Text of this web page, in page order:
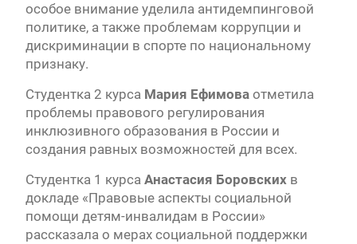
особое внимание уделила антидемпинговой
политике, а также проблемам коррупции и
дискриминации в спорте по национальному
признаку.
Студентка 2 курсаМария Ефимоваотметила
проблемы правового регулирования
инклюзивного образования в России и
создания равных возможностей для всех.
Студентка 1 курса Анастасия Боровскихв
докладе «Правовые аспекты социальной
помощи детям-инвалидам в России»
рассказала о мерах социальной поддержки